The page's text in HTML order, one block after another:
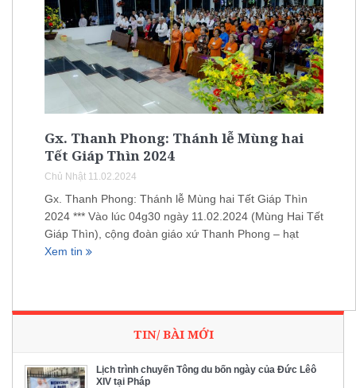
Gx. Thanh Phong: Thánh lễ Mùng hai
Tết Giáp Thìn 2024
Chủ Nhật 11.02.2024
Gx. Thanh Phong: Thánh lễ Mùng hai Tết Giáp Thìn
2024 *** Vào lúc 04g30 ngày 11.02.2024 (Mùng Hai Tết
Giáp Thìn), cộng đoàn giáo xứ Thanh Phong – hạt
Xem tin
TIN/ BÀI MỚI
Lịch trình chuyến Tông du bốn ngày của Đức Lêô
XIV tại Pháp